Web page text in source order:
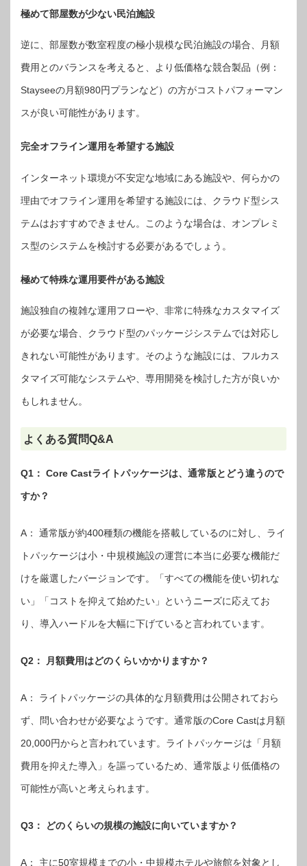
極めて部屋数が少ない民泊施設
逆に、部屋数が数室程度の極小規模な民泊施設の場合、月額
費用とのバランスを考えると、より低価格な競合製品（例：
Stayseeの月額980円プランなど）の方がコストパフォーマン
スが良い可能性があります。
完全オフライン運用を希望する施設
インターネット環境が不安定な地域にある施設や、何らかの
理由でオフライン運用を希望する施設には、クラウド型シス
テムはおすすめできません。このような場合は、オンプレミ
ス型のシステムを検討する必要があるでしょう。
極めて特殊な運用要件がある施設
施設独自の複雑な運用フローや、非常に特殊なカスタマイズ
が必要な場合、クラウド型のパッケージシステムでは対応し
きれない可能性があります。そのような施設には、フルカス
タマイズ可能なシステムや、専用開発を検討した方が良いか
もしれません。
よくある質問Q&A
Q1： Core Castライトパッケージは、通常版とどう違うので
すか？
A： 通常版が約400種類の機能を搭載しているのに対し、ライ
トパッケージは小・中規模施設の運営に本当に必要な機能だ
けを厳選したバージョンです。「すべての機能を使い切れな
い」「コストを抑えて始めたい」というニーズに応えてお
り、導入ハードルを大幅に下げていると言われています。
Q2： 月額費用はどのくらいかかりますか？
A： ライトパッケージの具体的な月額費用は公開されておら
ず、問い合わせが必要なようです。通常版のCore Castは月額
20,000円からと言われています。ライトパッケージは「月額
費用を抑えた導入」を謳っているため、通常版より低価格の
可能性が高いと考えられます。
Q3： どのくらいの規模の施設に向いていますか？
A： 主に50室規模までの小・中規模ホテルや旅館を対象とし